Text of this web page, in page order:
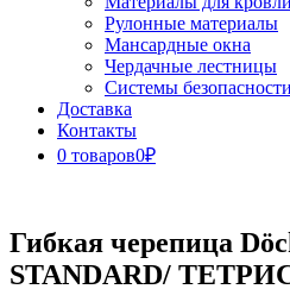
Рулонные материалы
Мансардные окна
Чердачные лестницы
Системы безопасности
Доставка
Контакты
0 товаров0₽
Гибкая черепица
STANDARD/